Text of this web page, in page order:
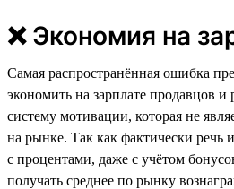
❌ Экономия на
Самая распространённая ошибка
экономить на зарплате продавцов и
систему мотивации, которая не
на рынке. Так как фактически речь
с процентами, даже с учётом
получать среднее по рынку